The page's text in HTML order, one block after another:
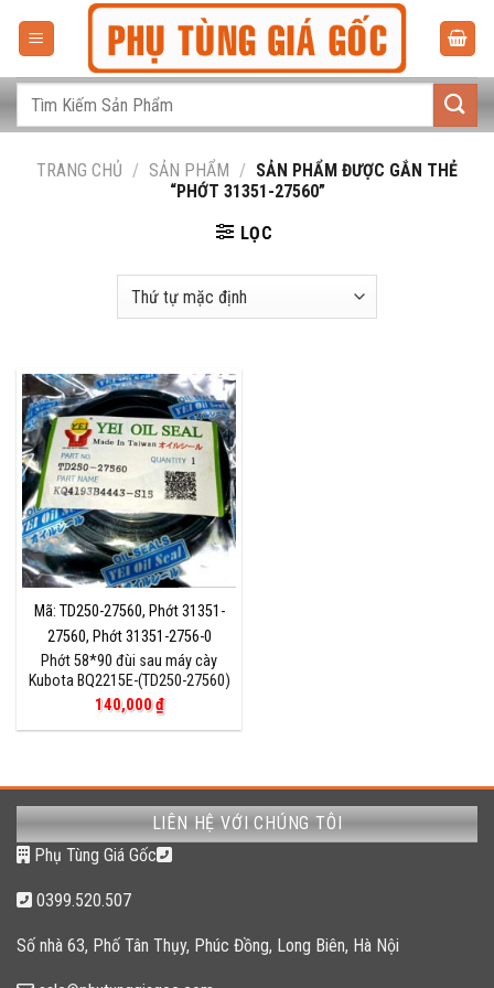
dungTìm
TRANG CHỦ / SẢN PHẨM / SẢN PHẨM ĐƯỢC GẮN THẺ
“PHỚT 31351-27560”
LỌC
Mã: TD250-27560, Phớt 31351-
27560, Phớt 31351-2756-0
Phớt 58*90 đùi sau máy cày
Kubota BQ2215E-(TD250-27560)
140,000₫
LIÊN HỆ VỚI CHÚNG TÔI
Phụ Tùng Giá Gốc
0399.520.507
Số nhà 63, Phố Tân Thụy, Phúc Đồng, Long Biên, Hà Nội